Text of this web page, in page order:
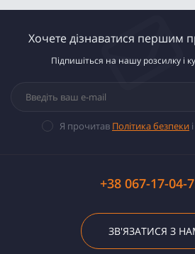
Хочете дізнаватися першим
Підпишіться на нашу розсилку і
Я прочитав Політика безпеки
+38 067-17-04-
ЗВ'ЯЗАТИСЯ З